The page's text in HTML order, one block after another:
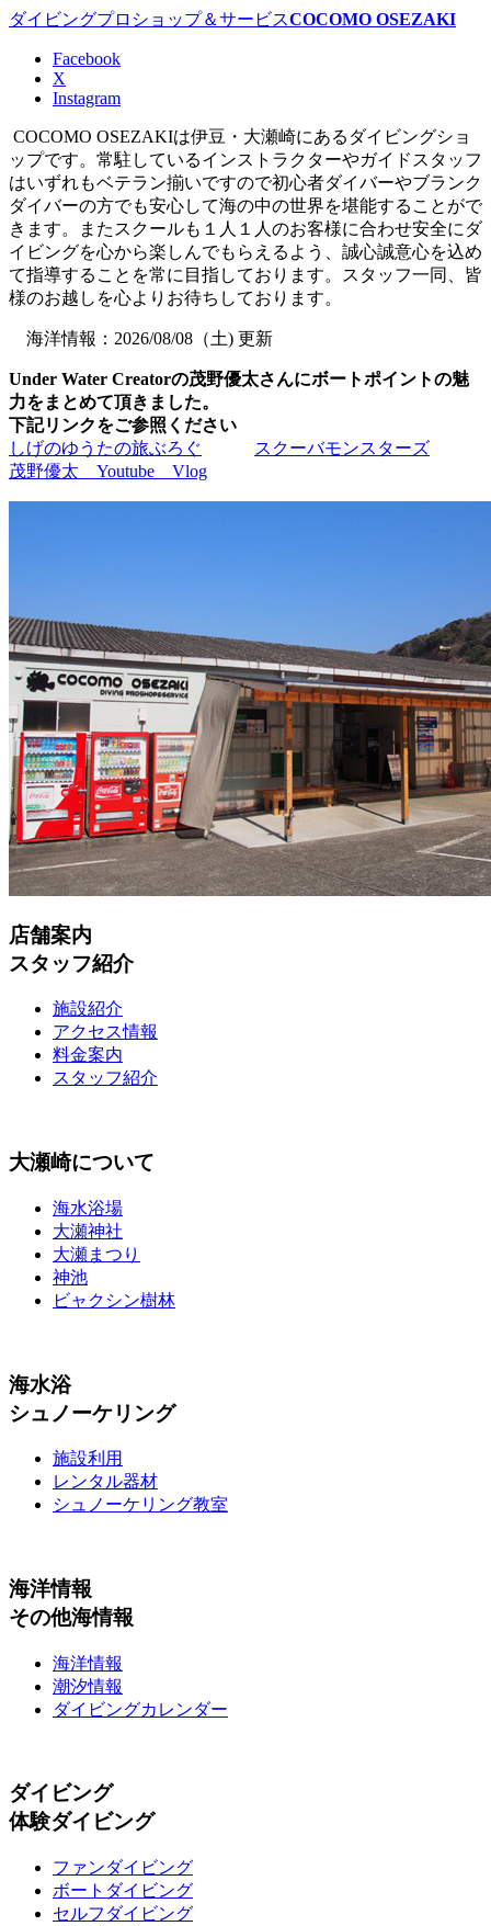
ダイビングプロショップ＆サービスCOCOMO OSEZAKI
Facebook
X
Instagram
COCOMO OSEZAKIは伊豆・大瀬崎にあるダイビングショ
ップです。常駐しているインストラクターやガイドスタッフ
はいずれもベテラン揃いですので初心者ダイバーやブランク
ダイバーの方でも安心して海の中の世界を堪能することがで
きます。またスクールも１人１人のお客様に合わせ安全にダ
イビングを心から楽しんでもらえるよう、誠心誠意心を込め
て指導することを常に目指しております。スタッフ一同、皆
様のお越しを心よりお待ちしております。
海洋情報：2026/08/08（土) 更新
Under Water Creatorの茂野優太さんにボートポイントの魅
力をまとめて頂きました。
下記リンクをご参照ください
しげのゆうたの旅ぶろぐ
スクーバモンスターズ
茂野優太 Youtube Vlog
店舗案内
スタッフ紹介
施設紹介
アクセス情報
料金案内
スタッフ紹介
大瀬崎について
海水浴場
大瀬神社
大瀬まつり
神池
ビャクシン樹林
海水浴
シュノーケリング
施設利用
レンタル器材
シュノーケリング教室
海洋情報
その他海情報
海洋情報
潮汐情報
ダイビングカレンダー
ダイビング
体験ダイビング
ファンダイビング
ボートダイビング
セルフダイビング